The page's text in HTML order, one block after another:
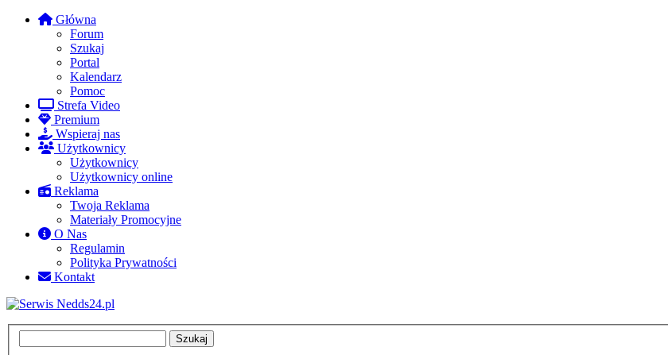
Główna
Forum
Szukaj
Portal
Kalendarz
Pomoc
Strefa Video
Premium
Wspieraj nas
Użytkownicy
Użytkownicy
Użytkownicy online
Reklama
Twoja Reklama
Materiały Promocyjne
O Nas
Regulamin
Polityka Prywatności
Kontakt